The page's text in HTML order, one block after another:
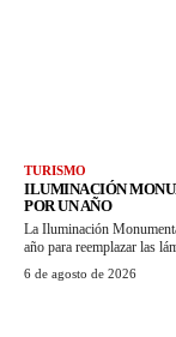
TURISMO
ILUMINACIÓN
POR UN AÑO
La Iluminación
año para reemplazar las
6 de agosto de 2026